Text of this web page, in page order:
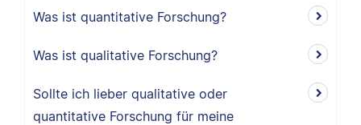
Was ist quantitative Forschung?
Was ist qualitative Forschung?
Sollte ich lieber qualitative oder
quantitative Forschung für meine